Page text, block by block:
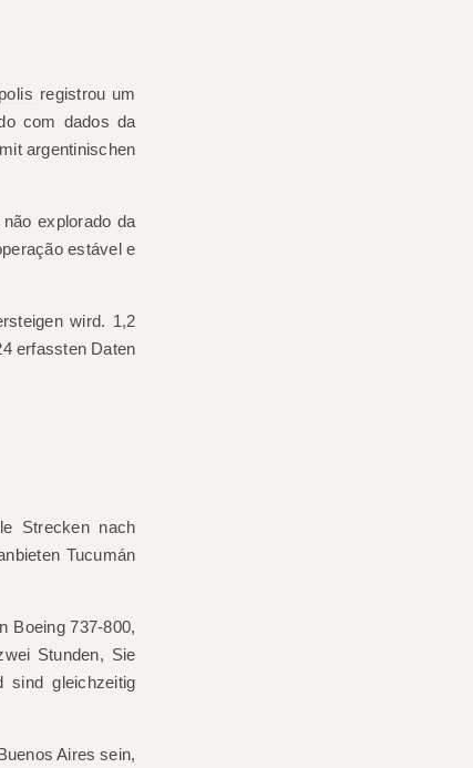
registrou um
com dados da
argentinischen
explorado da
estável e
wird. 1,2
erfassten Daten
Strecken nach
Tucumán
Boeing 737-800,
Stunden, Sie
sind gleichzeitig
Aires sein,